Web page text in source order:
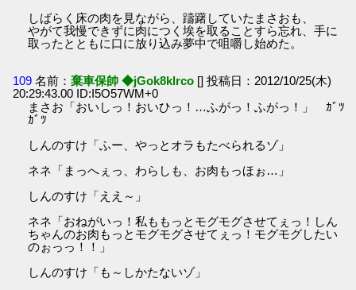
しばらく床の肉を見ながら、躊躇していたまさおも、
やがて我慢できずに肉につく埃を取ることすら忘れ、手に
取ったとともに口に放り込み夢中で咀嚼し始めた。
109 名前：棄車保帥 ◆jGok8klrco [] 投稿日：2012/10/25(木)
20:29:43.00 ID:I5O57WM+0
まさお「おいしっ！おいひっ！…ふがっ！ふがっ！」 ｶﾞﾂ
ｶﾞﾂ
しんのすけ「ふー、やっとオラもたべられるゾ」
ネネ「まっへぇっ、わらしも、お肉もっほぉ…」
しんのすけ「ええ～」
ネネ「おねがいっ！私ももっとモグモグさせてぇっ！しん
ちゃんのお肉もっとモグモグさせてぇっ！モグモグしたい
のぉっっ！！」
しんのすけ「も～しかたないゾ」